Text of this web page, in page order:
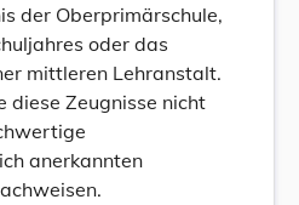
der Oberprimärschule,
oder das
mittleren Lehranstalt.
diese Zeugnisse nicht
anerkannten